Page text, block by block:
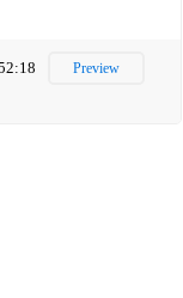
Preview